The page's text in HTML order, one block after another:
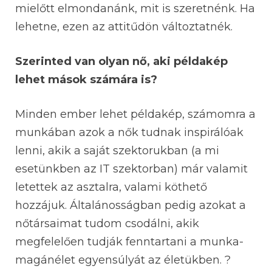
mielőtt elmondanánk, mit is szeretnénk. Ha
lehetne, ezen az attitűdön változtatnék.
Szerinted van olyan nő, aki példakép
lehet mások számára is?
Minden ember lehet példakép, számomra a
munkában azok a nők tudnak inspirálóak
lenni, akik a saját szektorukban (a mi
esetünkben az IT szektorban) már valamit
letettek az asztalra, valami köthető
hozzájuk. Általánosságban pedig azokat a
nőtársaimat tudom csodálni, akik
megfelelően tudják fenntartani a munka-
magánélet egyensúlyát az életükben. ?